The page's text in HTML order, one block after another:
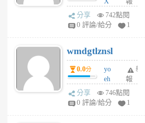
Pe
Jc
R
P
m
v
A
V
分享
742點閱
0 評論/給分
1
wmdgtlznsl
0.0分
yo
eh
ld
gy
舉
報
分享
746點閱
0 評論/給分
1